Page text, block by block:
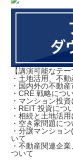
【講演可能なテ
・土地活用、不
・国内外の不動
・CRE 戦略につ
・マンション投
・REIT 投資につ
・相続と土地活
・空き家問題につ
・分譲マンショ
いて
・不動産関連企
ついて